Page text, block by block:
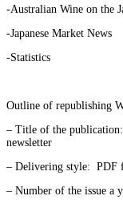
-Australian Wine on the
-Japanese Market News
-Statistics
Outline of republishing
– Title of the
newsletter
– Delivering style: PDF
– Number of the issue a